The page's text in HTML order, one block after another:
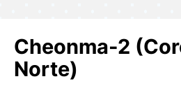
Cheonma-2
Norte)